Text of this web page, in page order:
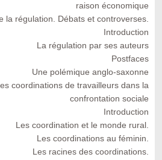
raison économique
la régulation. Débats et controverses.
Introduction
La régulation par ses auteurs
Postfaces
Une polémique anglo-saxonne
coordinations de travailleurs dans la
confrontation sociale
Introduction
Les coordination et le monde rural.
Les coordinations au féminin.
Les racines des coordinations.